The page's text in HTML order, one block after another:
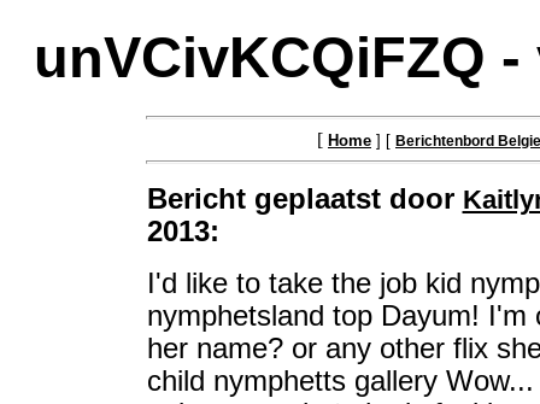
unVCivKCQiFZQ
[ Home ] [ Berichtenbord Belgie
Bericht geplaatst door
2013:
I'd like to take the job kid
nymphetsland top Dayum!
her name? or any other flix
child nymphetts gallery